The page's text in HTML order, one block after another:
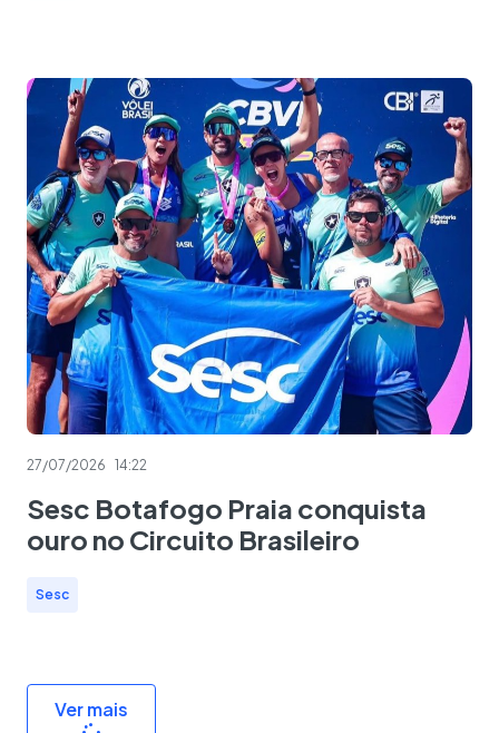
27/07/2026 14:22
Sesc Botafogo Praia conquista
ouro no Circuito Brasileiro
Sesc
Ver mais